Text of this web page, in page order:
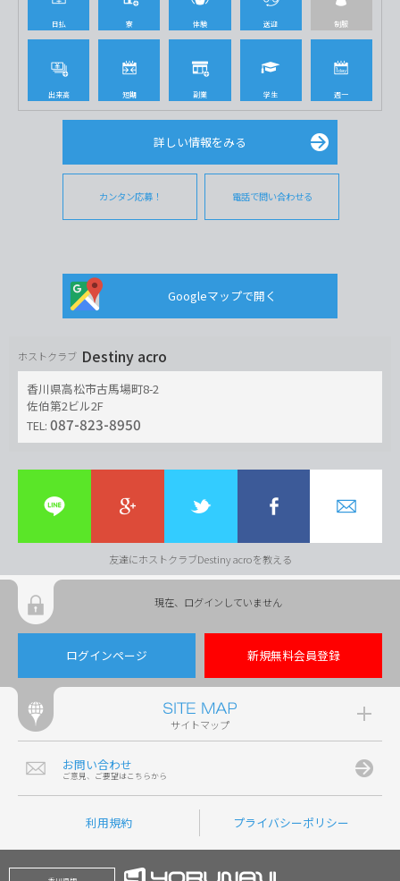
日払 寮 体験 送迎 制服
出来高 短期 副業 学生 週一
詳しい情報をみる
カンタン応募！ 電話で問い合わせる
Googleマップで開く
ホストクラブ Destiny acro
香川県高松市古馬場町8-2
佐伯第2ビル2F
TEL: 087-823-8950
友達にホストクラブDestiny acroを教える
現在、ログインしていません
ログインページ 新規無料会員登録
サイトマップ
お問い合わせ
ご意見、ご要望はこちらから
利用規約 プライバシーポリシー